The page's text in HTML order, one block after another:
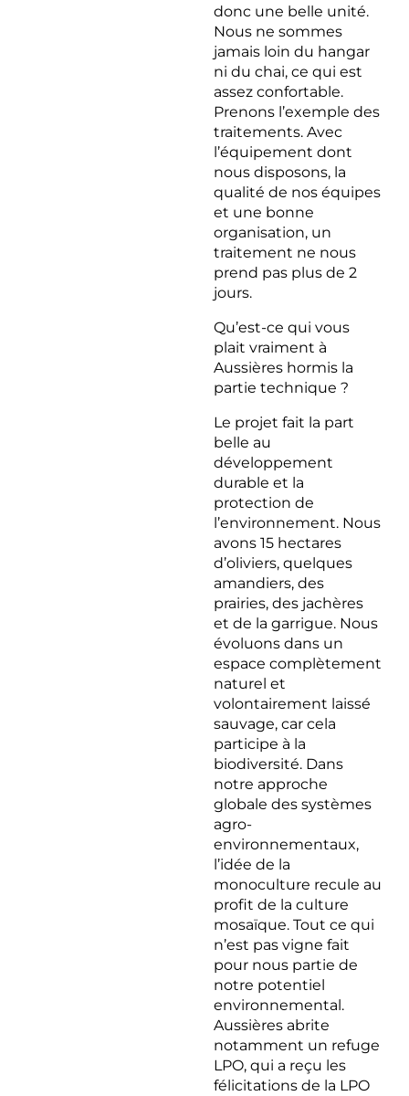
donc une belle unité.
Nous ne sommes
jamais loin du hangar
ni du chai, ce qui est
assez confortable.
Prenons l’exemple des
traitements. Avec
l’équipement dont
nous disposons, la
qualité de nos équipes
et une bonne
organisation, un
traitement ne nous
prend pas plus de 2
jours.
Qu’est-ce qui vous
plait vraiment à
Aussières hormis la
partie technique ?
Le projet fait la part
belle au
développement
durable et la
protection de
l’environnement. Nous
avons 15 hectares
d’oliviers, quelques
amandiers, des
prairies, des jachères
et de la garrigue. Nous
évoluons dans un
espace complètement
naturel et
volontairement laissé
sauvage, car cela
participe à la
biodiversité. Dans
notre approche
globale des systèmes
agro-
environnementaux,
l’idée de la
monoculture recule au
profit de la culture
mosaïque. Tout ce qui
n’est pas vigne fait
pour nous partie de
notre potentiel
environnemental.
Aussières abrite
notamment un refuge
LPO, qui a reçu les
félicitations de la LPO